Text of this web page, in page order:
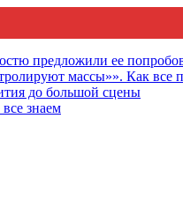
предложили ее
массы»». Как все
до большой сцены
знаем